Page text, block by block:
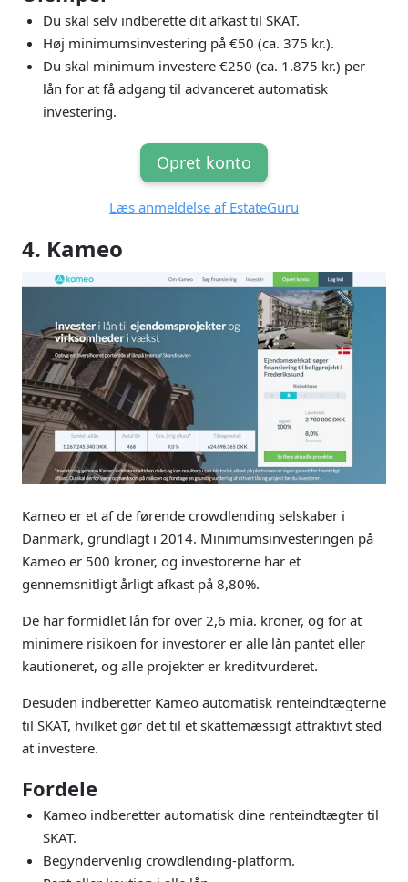
Du skal selv indberette dit afkast til SKAT.
Høj minimumsinvestering på €50 (ca. 375 kr.).
Du skal minimum investere €250 (ca. 1.875 kr.) per
lån for at få adgang til advanceret automatisk
investering.
Opret konto
Læs anmeldelse af EstateGuru
4. Kameo
Kameo er et af de førende crowdlending selskaber i
Danmark, grundlagt i 2014. Minimumsinvesteringen på
Kameo er 500 kroner, og investorerne har et
gennemsnitligt årligt afkast på 8,80%.
De har formidlet lån for over 2,6 mia. kroner, og for at
minimere risikoen for investorer er alle lån pantet eller
kautioneret, og alle projekter er kreditvurderet.
Desuden indberetter Kameo automatisk renteindtægterne
til SKAT, hvilket gør det til et skattemæssigt attraktivt sted
at investere.
Fordele
Kameo indberetter automatisk dine renteindtægter til
SKAT.
Begyndervenlig crowdlending-platform.